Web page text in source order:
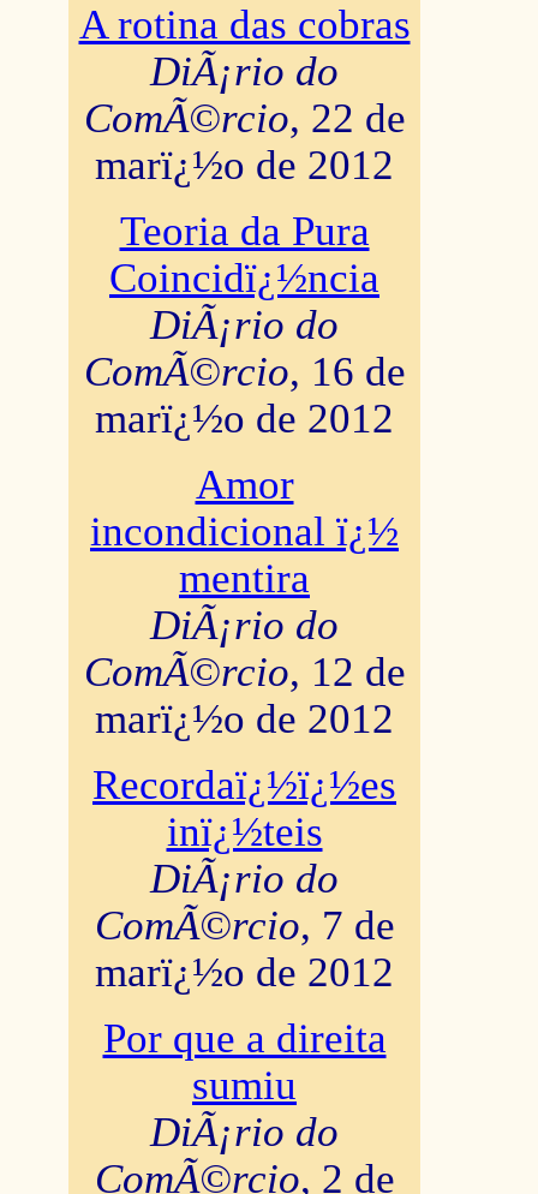
A rotina das cobras
DiÃ¡rio do
ComÃ©rcio, 22 de
marï¿½o de 2012
Teoria da Pura
Coincidï¿½ncia
DiÃ¡rio do
ComÃ©rcio, 16 de
marï¿½o de 2012
Amor
incondicional ï¿½
mentira
DiÃ¡rio do
ComÃ©rcio, 12 de
marï¿½o de 2012
Recordaï¿½ï¿½es
inï¿½teis
DiÃ¡rio do
ComÃ©rcio, 7 de
marï¿½o de 2012
Por que a direita
sumiu
DiÃ¡rio do
ComÃ©rcio, 2 de